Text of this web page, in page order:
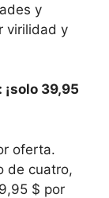
y
virilidad y
39,95
oferta.
de cuatro,
$ por